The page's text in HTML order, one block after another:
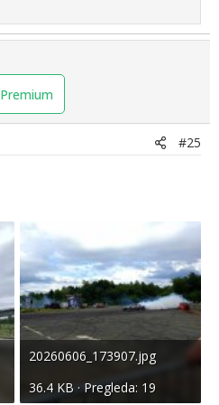
Premium
#25
20260606_173907.jpg
36.4 KB · Pregleda: 19